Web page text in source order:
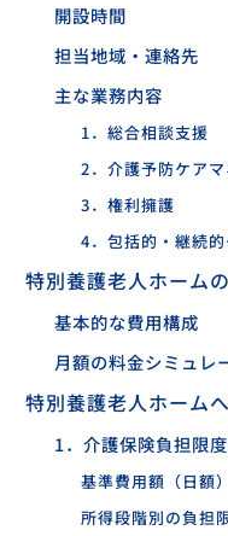
開設時間
担当地域・連絡先
主な業務内容
1．総合相談支援
2．介護予防ケア
3．権利擁護
4．包括的・継続
特別養護老人ホーム
基本的な費用構成
月額の料金シミュレ
特別養護老人ホーム
1．介護保険負担限
基準費用額（日額）
所得段階別の負担